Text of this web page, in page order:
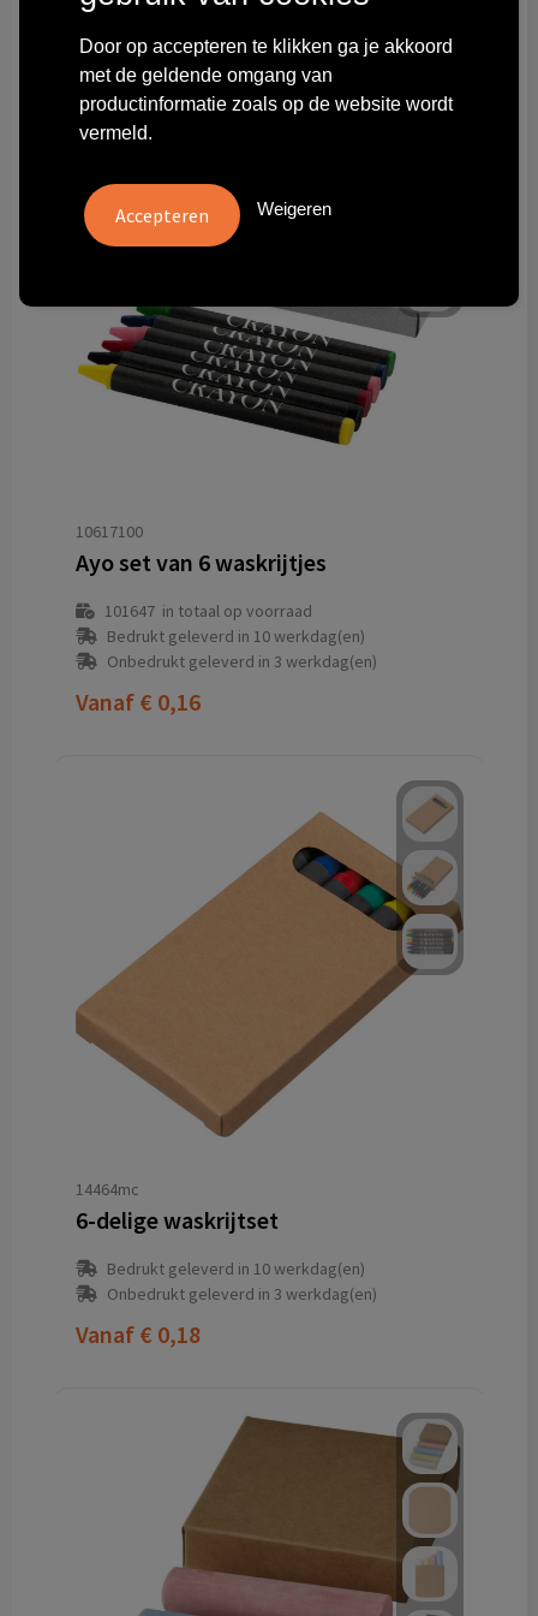
Themageschenken
Overig
10617100
Ayo set van 6 waskrijtjes
101647in totaal op voorraad
Bedrukt geleverd in 10 werkdag(en)
Onbedrukt geleverd in 3 werkdag(en)
Vanaf € 0,16
14464mc
6-delige waskrijtset
Bedrukt geleverd in 10 werkdag(en)
Onbedrukt geleverd in 3 werkdag(en)
Vanaf € 0,18
Door op accepteren te klikken ga je akkoord
met de geldende omgang van
productinformatie zoals op de website wordt
vermeld.
Weigeren